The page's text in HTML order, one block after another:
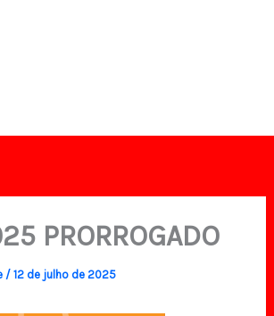
PRORROGADO
/12 de julho de 2025